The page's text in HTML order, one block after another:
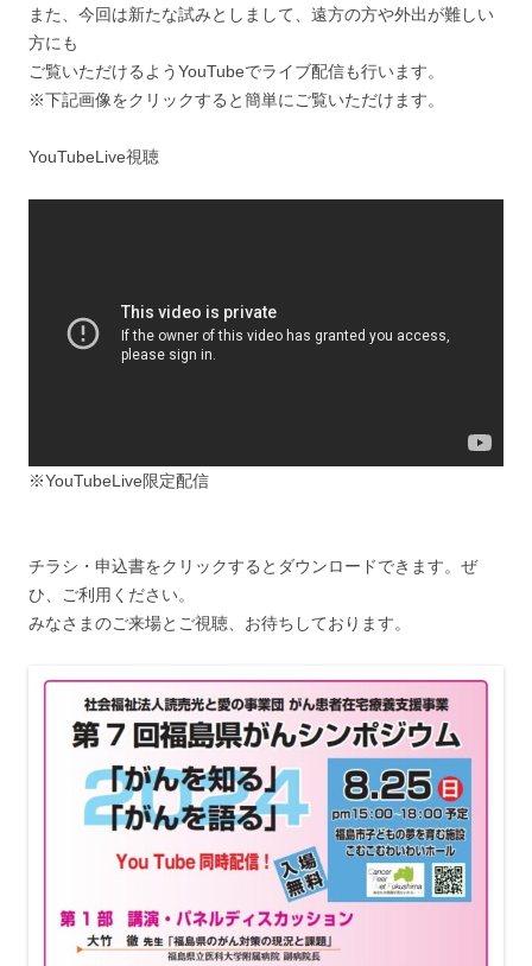
また、今回は新たな試みとしまして、遠方の方や外出が難しい
方にも
ご覧いただけるようYouTubeでライブ配信も行います。
※下記画像をクリックすると簡単にご覧いただけます。
YouTubeLive視聴
※YouTubeLive限定配信
チラシ・申込書をクリックするとダウンロードできます。ぜ
ひ、ご利用ください。
みなさまのご来場とご視聴、お待ちしております。